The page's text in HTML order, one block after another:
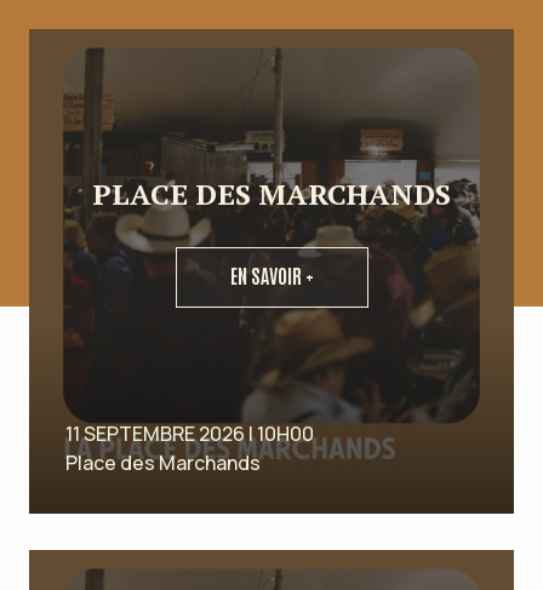
PLACE DES MARCHANDS
EN SAVOIR +
11 SEPTEMBRE 2026 | 10H00
Place des Marchands